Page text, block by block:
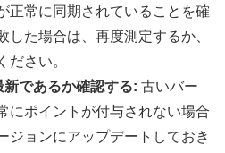
正常に同期されていることを確
た場合は、再度測定するか、
ださい。
であるか確認する: 古いバー
にポイントが付与されない場合
ジョンにアップデートしておき